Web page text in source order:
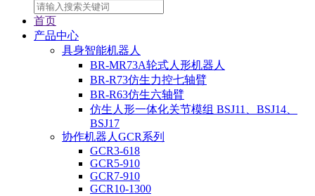
首页
产品中心
具身智能机器人
BR-MR73A轮式人形机器人
BR-R73仿生力控七轴臂
BR-R63仿生六轴臂
仿生人形一体化关节模组 BSJ11、BSJ14、
BSJ17
协作机器人GCR系列
GCR3-618
GCR5-910
GCR7-910
GCR10-1300